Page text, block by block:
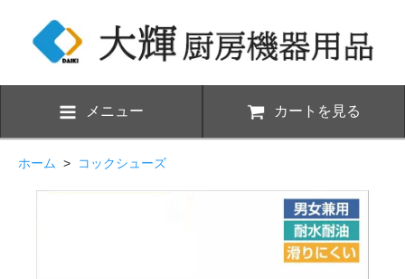
メニュー カートを見る
ホーム > コックシューズ